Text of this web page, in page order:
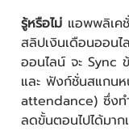
รู้หรือไม่ แอพพลิเค
สลิปเงินเดือนออน
ออนไลน์ จะ Sync
และ ฟังก์ชั่นสแกนห
attendance) ซึ่งท
ลดขั้นตอนไปได้มาก